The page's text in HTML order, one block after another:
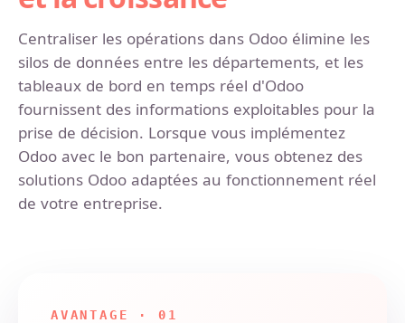
Centraliser les opérations dans Odoo élimine les
silos de données entre les départements, et les
tableaux de bord en temps réel d'Odoo
fournissent des informations exploitables pour la
prise de décision. Lorsque vous implémentez
Odoo avec le bon partenaire, vous obtenez des
solutions Odoo adaptées au fonctionnement réel
de votre entreprise.
AVANTAGE · 01